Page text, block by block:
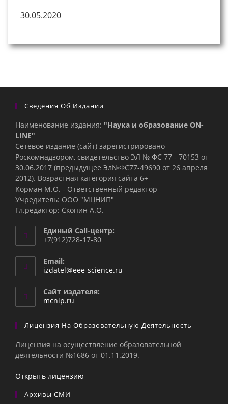
30.05.2020
Сведения Об Издании
Наименование издания: "Наука и образование ON-
LINE"
Сетевое издание (сайт) зарегистрировано
Роскомнадзором, свидетельство ЭЛ № ФС 77 - 70153 от
30.06.2017 (предыдущее Эл№ФC77-49690 от 26 апреля
2012). Возрастная категория сайта 6+
Корман М.О. - Ответственный редактор
Учредитель: ООО "МЦНИП"
Гл.редактор: Скопин А.О.
Единый Call-центр:
+7(912)728-17-80
Email:
izdatel@eee-science.ru
Сайт издателя:
mcnip.ru
Лицензия На Образовательную Деятельность
Лицензия на осуществление образовательной
деятельности №1686 от 01.11.2019.
Открыть лицензию
Архивы СМИ